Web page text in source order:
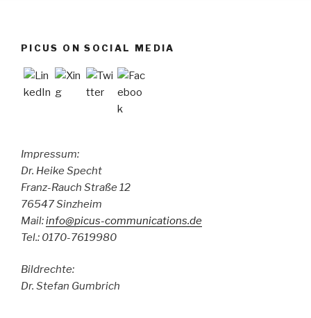
PICUS ON SOCIAL MEDIA
Impressum:
Dr. Heike Specht
Franz-Rauch Straße 12
76547 Sinzheim
Mail:info@picus-communications.de
Tel.: 0170-7619980
Bildrechte:
Dr. Stefan Gumbrich